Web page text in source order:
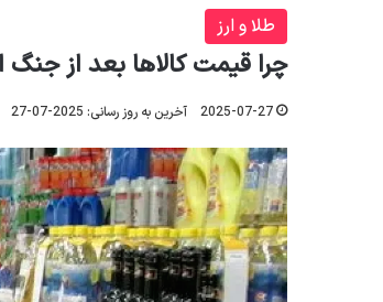
طلا و ارز
چرا قیمت کالاها بعد از
2025-07-27 آخرین به روز رسانی: 2025-07-27